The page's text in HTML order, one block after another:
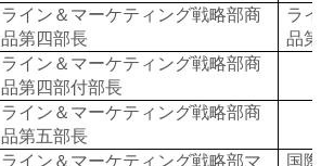
ライン＆マーケティング戦略部商
品第四部長
ライ
品第
ライン＆マーケティング戦略部商
品第四部付部長
ライン＆マーケティング戦略部商
品第五部長
ライン＆マーケティング戦略部マ
国際